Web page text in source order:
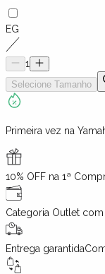
EG
1
Selecione Tamanho
Primeira vez na
10% OFF na 1ª
Categoria Outlet com
Entrega garantida